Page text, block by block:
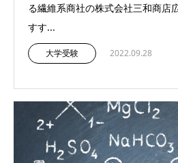
る繊維系商社の株式会社三和商店
すす...
大学受験 2022.09.28